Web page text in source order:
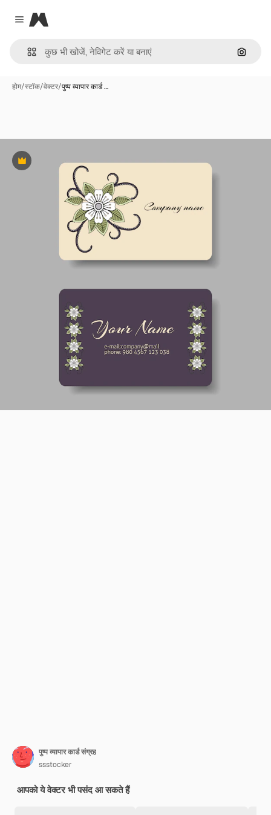
Close menu
Magnific
इमेज से
होम/स्टॉक/वेक्टर/पुष्प व्यापार कार्ड …
Premium
पुष्प व्यापार कार्ड संग्रह
ssstocker
आपको ये वेक्टर भी पसंद आ सकते हैं